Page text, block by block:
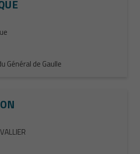
Général de Gaulle